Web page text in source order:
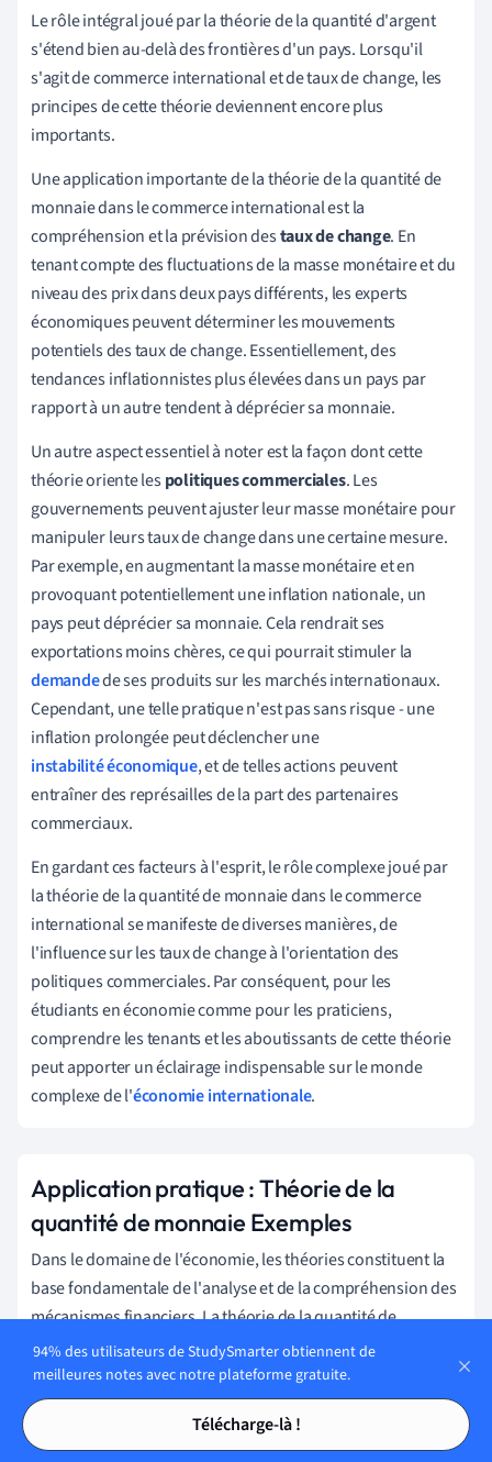
Tables des matières
Tables des matières
Le rôle intégral joué par la théorie de la quantité d'argent
s'étend bien au-delà des frontières d'un pays. Lorsqu'il
s'agit de commerce international et de taux de change, les
principes de cette théorie deviennent encore plus
importants.
Une application importante de la théorie de la quantité de
monnaie dans le commerce international est la
compréhension et la prévision destaux de change. En
tenant compte des fluctuations de la masse monétaire et du
niveau des prix dans deux pays différents, les experts
économiques peuvent déterminer les mouvements
potentiels des taux de change. Essentiellement, des
tendances inflationnistes plus élevées dans un pays par
rapport à un autre tendent à déprécier sa monnaie.
Un autre aspect essentiel à noter est la façon dont cette
théorie oriente lespolitiques commerciales. Les
gouvernements peuvent ajuster leur masse monétaire pour
manipuler leurs taux de change dans une certaine mesure.
Par exemple, en augmentant la masse monétaire et en
provoquant potentiellement une inflation nationale, un
pays peut déprécier sa monnaie. Cela rendrait ses
exportations moins chères, ce qui pourrait stimuler la
demandede ses produits sur les marchés internationaux.
Cependant, une telle pratique n'est pas sans risque - une
inflation prolongée peut déclencher une
instabilité économique, et de telles actions peuvent
entraîner des représailles de la part des partenaires
commerciaux.
En gardant ces facteurs à l'esprit, le rôle complexe joué par
la théorie de la quantité de monnaie dans le commerce
international se manifeste de diverses manières, de
l'influence sur les taux de change à l'orientation des
politiques commerciales. Par conséquent, pour les
étudiants en économie comme pour les praticiens,
comprendre les tenants et les aboutissants de cette théorie
peut apporter un éclairage indispensable sur le monde
complexe de l'économie internationale.
Application pratique : Théorie de la
quantité de monnaie Exemples
Dans le domaine de l'économie, les théories constituent la
base fondamentale de l'analyse et de la compréhension des
mécanismes financiers. La théorie de la quantité de
monnaie est un exemple de cette théorie cruciale, qui a été
largement utilisée pour l'élaboration des politiques et les
prédictions économiques. Pour donner vie à ce concept
théorique, examinons son application dans des scénarios
94% des utilisateurs de StudySmarter obtiennent de
meilleures notes avec notre plateforme gratuite.
Télécharge-là !